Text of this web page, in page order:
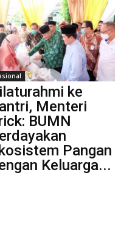
ke
Menteri
BUMN
Pangan
Keluarga...